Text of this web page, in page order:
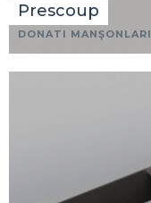
Prescoup
DONATI MANŞONLARI